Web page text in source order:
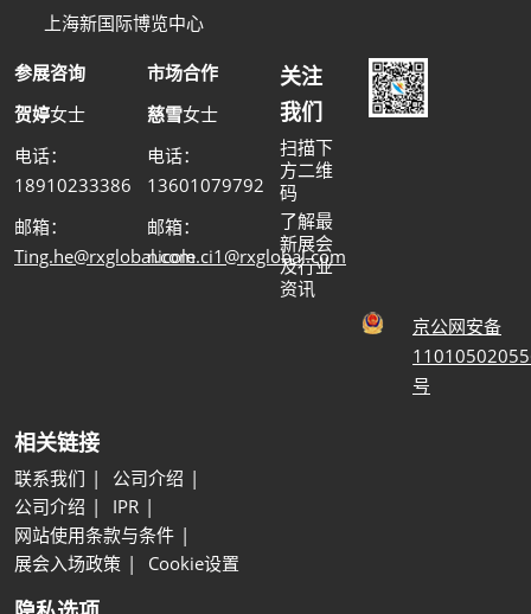
上海新国际博览中心
参展咨询
贺婷女士
电话：
18910233386
邮箱：
Ting.he@rxglobal.com
市场合作
慈雪女士
电话：
13601079792
邮箱：
nicole.ci1@rxglobal.com
关注
我们
扫描下
方二维
码
了解最
新展会
及行业
资讯
京公网安备
号
相关链接
联系我们
公司介绍
公司介绍
IPR
网站使用条款与条件
展会入场政策
Cookie设置